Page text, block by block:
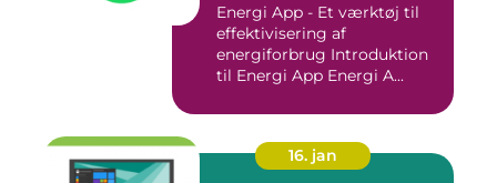
Energi App - Et værktøj til
effektivisering af
energiforbrug Introduktion
til Energi App Energi A...
16. jan